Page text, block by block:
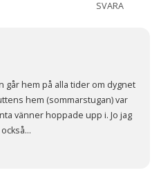
SVARA
går hem på alla tider om dygnet
hem (sommarstugan) var
vänner hoppade upp i. Jo jag